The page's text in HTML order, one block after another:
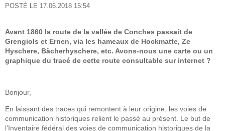
POSTÉ LE 17.06.2018 15:54
Avant 1860 la route de la vallée de Conches passait de
Grengiols et Ernen, via les hameaux de Hockmatte, Ze
Hyschere, Bächerhyschere, etc. Avons-nous une carte ou un
graphique du tracé de cette route consultable sur internet ?
Bonjour,
En laissant des traces qui remontent à leur origine, les voies de
communication historiques relient le passé au présent. Le but de
l’Inventaire fédéral des voies de communication historiques de la